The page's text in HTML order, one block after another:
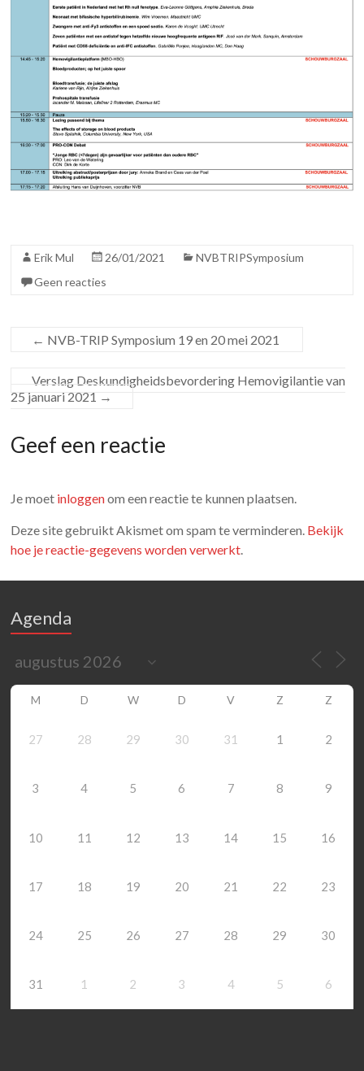
Erik Mul 26/01/2021
NVBTRIPSymposium
Geen reacties
← NVB-TRIP Symposium 19 en 20 mei 2021
Verslag Deskundigheidsbevordering Hemovigilantie van
25 januari 2021 →
Geef een reactie
Je moet inloggenom een reactie te kunnen plaatsen.
Deze site gebruikt Akismet om spam te verminderen. Bekijk
hoe je reactie-gegevens worden verwerkt.
Agenda
M D W D V Z Z
27 28 29 30 31 1 2
3 4 5 6 7 8 9
10 11 12 13 14 15 16
17 18 19 20 21 22 23
24 25 26 27 28 29 30
31 1 2 3 4 5 6